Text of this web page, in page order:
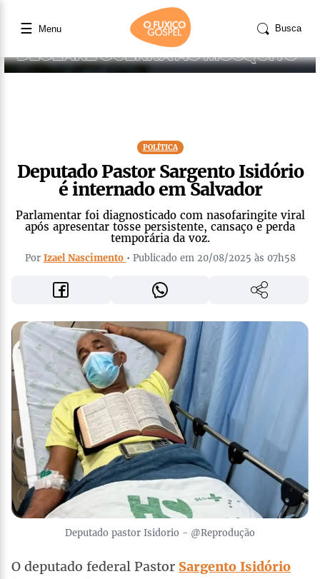
☰ Menu Busca
POLÍTICA
Deputado Pastor Sargento Isidório
é internado em Salvador
Parlamentar foi diagnosticado com nasofaringite viral
após apresentar tosse persistente, cansaço e perda
temporária da voz.
Por Izael Nascimento • Publicado em 20/08/2025 às 07h58
Deputado pastor Isidorio - @Reprodução
O deputado federal Pastor Sargento Isidório